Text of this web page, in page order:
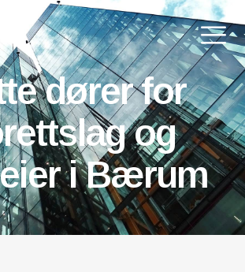
dører for
og
i Bærum